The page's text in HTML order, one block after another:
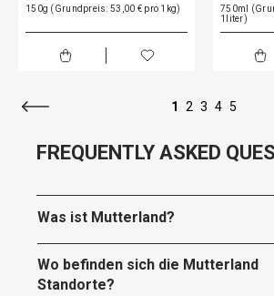
150g (Grundpreis: 53,00 € pro 1kg)
750ml
1liter)
1 2 3 4 5
FREQUENTLY ASKED
Was ist Mutterland?
Wo befinden sich die Mutterland
Standorte?